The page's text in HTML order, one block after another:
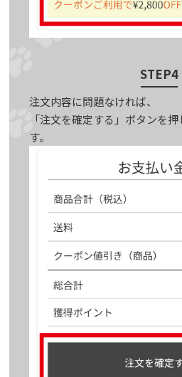
STEP4
注文内容に問題なければ、
「注文を確定する」ボタンを
す。